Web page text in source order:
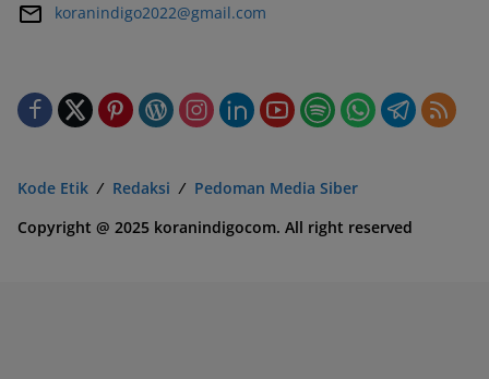
koranindigo2022@gmail.com
Kode Etik Redaksi
Pedoman Media Siber
Copyright @ 2025 koranindigocom. All right reserved